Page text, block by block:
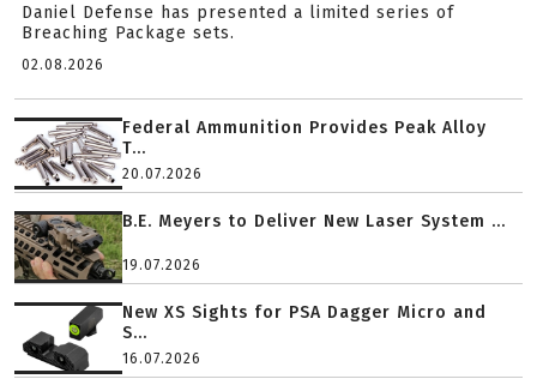
Daniel Defense has presented a limited series of
Breaching Package sets.
02.08.2026
Federal Ammunition Provides Peak Alloy
T...
20.07.2026
B.E. Meyers to Deliver New Laser System ...
19.07.2026
New XS Sights for PSA Dagger Micro and
S...
16.07.2026